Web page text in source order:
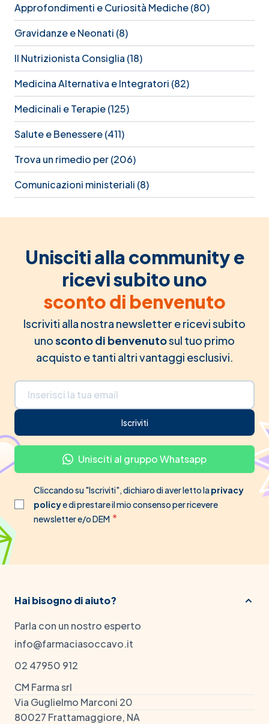
Approfondimenti e Curiosità Mediche(80)
Gravidanze e Neonati (8)
Il Nutrizionista Consiglia (18)
Medicina Alternativa e Integratori (82)
Medicinali e Terapie(125)
Salute e Benessere(411)
Trova un rimedio per(206)
Comunicazioni ministeriali (8)
Unisciti alla community e
ricevi subito uno
sconto di benvenuto
Iscriviti alla nostra newsletter e ricevi subito
unosconto di benvenutosul tuo primo
acquisto e tanti altri vantaggi esclusivi.
Indirizzo email
Iscriviti
Unisciti al gruppo Whatsapp
Cliccando su "Iscriviti", dichiaro di aver letto laprivacy
policye di prestare il mio consenso per ricevere
newsletter e/o DEM
Hai bisogno di aiuto?
Parla con un nostro esperto
info@farmaciasoccavo.it
02 47950 912
CM Farma srl
Via Guglielmo Marconi 20
80027 Frattamaggiore, NA